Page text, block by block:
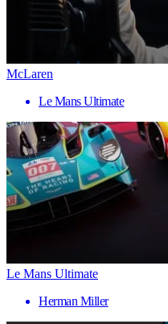
McLaren
Le Mans Ultimate
Le Mans Ultimate
Herman Miller